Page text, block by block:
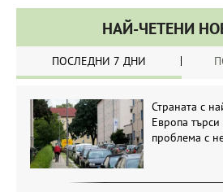
НАЙ-ЧЕТЕНИ
ПОСЛЕДНИ 7 ДНИ
Страната с
Европа
проблема с